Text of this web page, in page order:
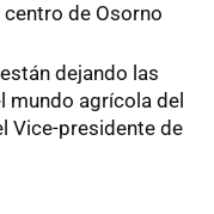
de Osorno
dejando las
mundo agrícola del
Vice-presidente de